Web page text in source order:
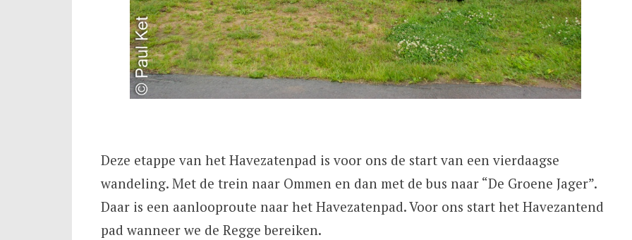
Deze etappe van het Havezatenpad is voor ons de start van een vierdaagse
wandeling. Met de trein naar Ommen en dan met de bus naar “De Groene Jager”.
Daar is een aanlooproute naar het Havezatenpad. Voor ons start het Havezantend
pad wanneer we de Regge bereiken.